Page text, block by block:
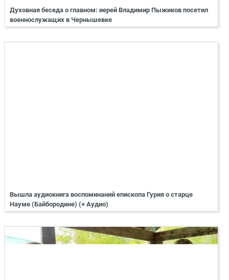
Духовная беседа о главном: иерей Владимир Пыжиков посетил
военнослужащих в Чернышевке
Вышла аудиокнига воспоминаний епископа Гурия о старце
Науме (Байбородине) (+ Аудио)